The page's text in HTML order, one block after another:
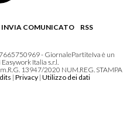
INVIA COMUNICATO RSS
- GiornalePartiteIva è un
Italia s.r.l.
13947/2020 NUM.REG. STAMPA
| Privacy| Utilizzo dei dati